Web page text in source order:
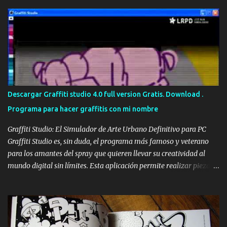
servicios que ofrecen, además de introducir el texto de urgencias
24 horas. Así que para ellos nos centramos en un diseño práctico,
donde cualquier persona que pasara por la calle, de un golpe de
vista pudiera ver claramente algunos de los servicios más
importantes que se realizan en dicho local y haciendo hincapié en
el logo de David García en el centro de la persiana. Pintar persiana
local Una vez acabada la persiana, y después de haber pasado
algunos días, el cliente nos pidió si podíamos pasarnos otro día
para colocarle el teléfono en la persiana, justo debajo de Urgencias
24 h . Y ...
Descargar Graffiti studio 4.0 full version Gratis. Download .
Programa para hacer graffitis con mi nombre
Graffiti Studio: El Simulador de Arte Urbano Definitivo para PC
Graffiti Studio es, sin duda, el programa más famoso y veterano
para los amantes del spray que quieren llevar su creatividad al
mundo digital sin límites. Esta aplicación permite realizar piezas
papel y una forma increíble de practicar desde casa con el
ordenador. Gracias a su motor gráfico sencillo pero eficaz, ofrece